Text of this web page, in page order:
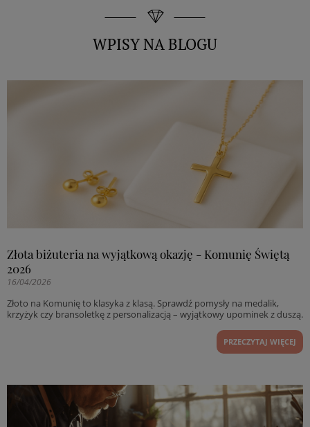
WPISY NA BLOGU
Złota biżuteria na wyjątkową okazję - Komunię Świętą
2026
16/04/2026
Złoto na Komunię to klasyka z klasą. Sprawdź pomysły na medalik,
krzyżyk czy bransoletkę z personalizacją – wyjątkowy upominek z duszą.
PRZECZYTAJ WIĘCEJ